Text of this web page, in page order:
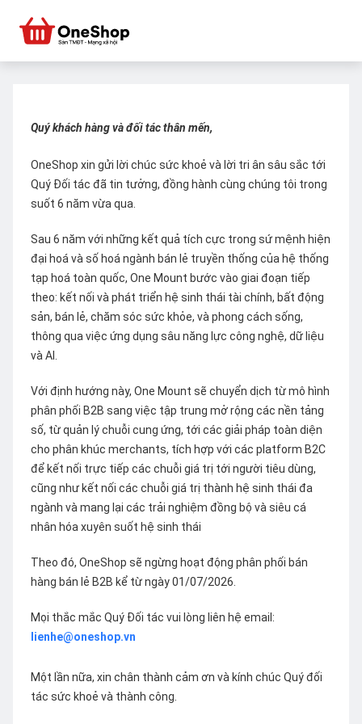
Quý khách hàng và đối tác thân mến,
OneShop xin gửi lời chúc sức khoẻ và lời tri ân sâu sắc tới
Quý Đối tác đã tin tưởng, đồng hành cùng chúng tôi trong
suốt 6 năm vừa qua.
Sau 6 năm với những kết quả tích cực trong sứ mệnh hiện
đại hoá và số hoá ngành bán lẻ truyền thống của hệ thống
tạp hoá toàn quốc, One Mount bước vào giai đoạn tiếp
theo: kết nối và phát triển hệ sinh thái tài chính, bất động
sản, bán lẻ, chăm sóc sức khỏe, và phong cách sống,
thông qua việc ứng dụng sâu năng lực công nghệ, dữ liệu
và AI.
Với định hướng này, One Mount sẽ chuyển dịch từ mô hình
phân phối B2B sang việc tập trung mở rộng các nền tảng
số, từ quản lý chuỗi cung ứng, tới các giải pháp toàn diện
cho phân khúc merchants, tích hợp với các platform B2C
để kết nối trực tiếp các chuỗi giá trị tới người tiêu dùng,
cũng như kết nối các chuỗi giá trị thành hệ sinh thái đa
ngành và mang lại các trải nghiệm đồng bộ và siêu cá
nhân hóa xuyên suốt hệ sinh thái
Theo đó, OneShop sẽ ngừng hoạt động phân phối bán
hàng bán lẻ B2B kể từ ngày 01/07/2026.
Mọi thắc mắc Quý Đối tác vui lòng liên hệ email:
lienhe@oneshop.vn
Một lần nữa, xin chân thành cảm ơn và kính chúc Quý đối
tác sức khoẻ và thành công.